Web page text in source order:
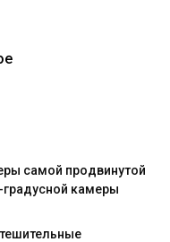
самой продвинутой
градусной камеры